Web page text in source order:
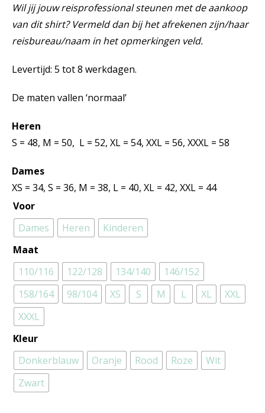
Wil jij jouw reisprofessional steunen met de aankoop
van dit shirt? Vermeld dan bij het afrekenen zijn/haar
reisbureau/naam in het opmerkingen veld.
Levertijd: 5 tot 8 werkdagen.
De maten vallen ‘normaal’
Heren
S = 48, M = 50, L = 52, XL = 54, XXL = 56, XXXL = 58
Dames
XS = 34, S = 36, M = 38, L = 40, XL = 42, XXL = 44
Voor
Dames
Heren
Kinderen
Maat
110/116
122/128 134/140
146/152
158/164
98/104 XS S M L XL
XXL
XXXL
Kleur
Donkerblauw
Oranje Rood Roze
Wit
Zwart